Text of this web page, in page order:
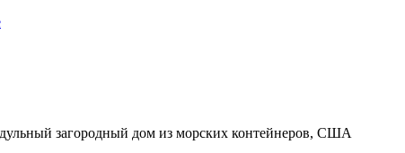
загородный дом из морских контейнеров, США